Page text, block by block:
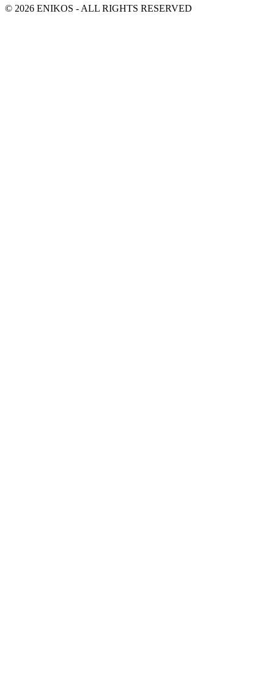
© 2026 ENIKOS - ALL RIGHTS RESERVED